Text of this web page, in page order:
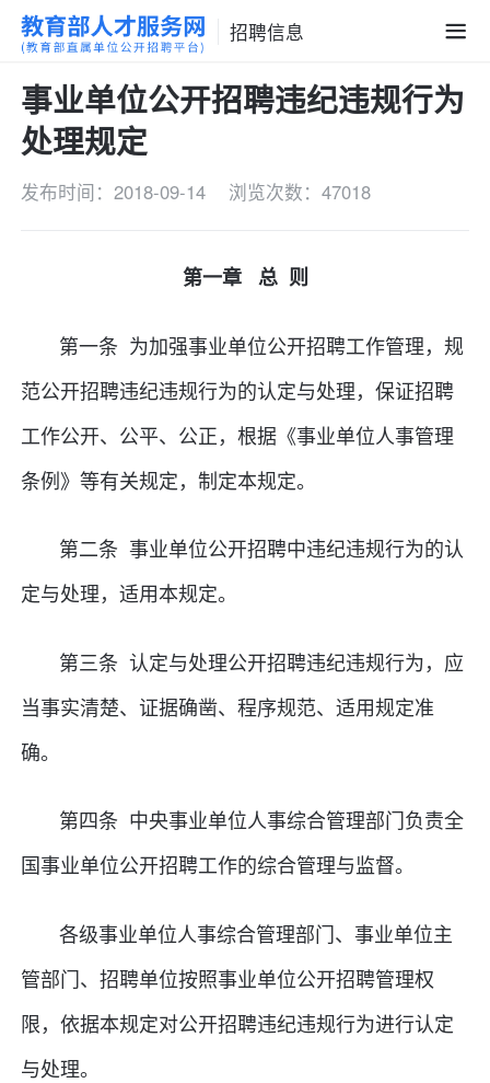
招聘信息
事业单位公开招聘违纪违规行为
处理规定
发布时间：2018-09-14 浏览次数：47018
第一章 总 则
第一条 为加强事业单位公开招聘工作管理，规
范公开招聘违纪违规行为的认定与处理，保证招聘
工作公开、公平、公正，根据《事业单位人事管理
条例》等有关规定，制定本规定。
第二条 事业单位公开招聘中违纪违规行为的认
定与处理，适用本规定。
第三条 认定与处理公开招聘违纪违规行为，应
当事实清楚、证据确凿、程序规范、适用规定准
确。
第四条 中央事业单位人事综合管理部门负责全
国事业单位公开招聘工作的综合管理与监督。
各级事业单位人事综合管理部门、事业单位主
管部门、招聘单位按照事业单位公开招聘管理权
限，依据本规定对公开招聘违纪违规行为进行认定
与处理。